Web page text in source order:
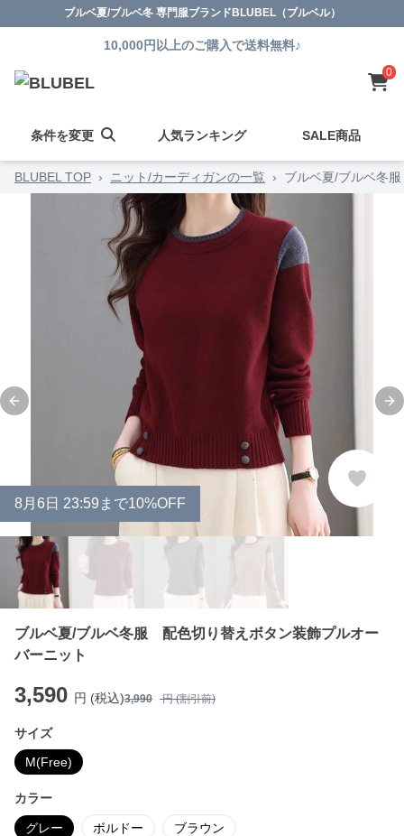
ブルベ夏/ブルベ冬 専門服ブランドBLUBEL（ブルベル）
10,000円以上のご購入で送料無料♪
0
条件を変更 人気ランキング SALE商品
BLUBEL TOP › ニット/カーディガンの一覧 › ブルベ夏/ブルベ冬
Previous slide
8 月 6 日 23:59まで10%OFF
ブルベ夏/ブルベ冬服 配色切り替えボタン装飾プルオー
バーニット
3,590 円 (税込)3,990 円 (割引前)
サイズ
M(Free)
カラー
グレー ボルドー ブラウン